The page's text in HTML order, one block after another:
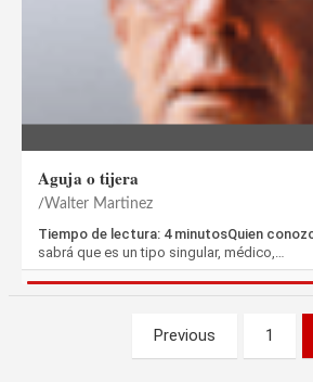
Aguja o tijera
Walter Martinez
Tiempo de lectura: 4 minutosQuien
sabrá que es un tipo singular, médico,…
Previous 1